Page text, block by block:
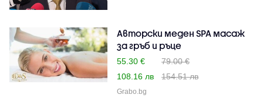
Авторски меден SPA масаж
за гръб и ръце
55.30 €
79.00 €
108.16 лв
154.51 лв
Grabo.bg